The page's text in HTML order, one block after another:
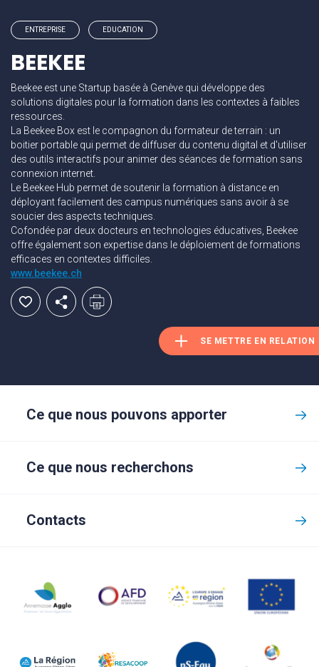
ENTREPRISE EDUCATION
BEEKEE
Beekee est une Startup basée à Genève qui développe des
solutions digitales pour la formation dans les contextes à faibles
ressources.
La Beekee Box est le compagnon du formateur de terrain : un
boitier portable qui permet de diffuser du contenu digital et d'utiliser
des outils interactifs pour animer des séances de formation sans
connexion internet.
Le Beekee Hub permet de soutenir la formation à distance en
déployant facilement des campus numériques sans avoir à se
soucier des aspects techniques.
Cofondée par deux docteurs en technologies éducatives, Beekee
offre également son expertise dans le déploiement de formations
efficaces en contextes difficiles.
www.beekee.ch
SE METTRE EN RELATION
Ce que nous pouvons apporter
Ce que nous recherchons
Contacts